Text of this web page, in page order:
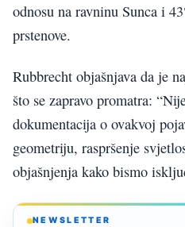
odnosu na ravninu Sunca i
prstenove.
Rubbrecht objašnjava da je
što se zapravo promatra:
dokumentacija o ovakvoj
geometriju, raspršenje
objašnjenja kako bismo
NEWSLETTER